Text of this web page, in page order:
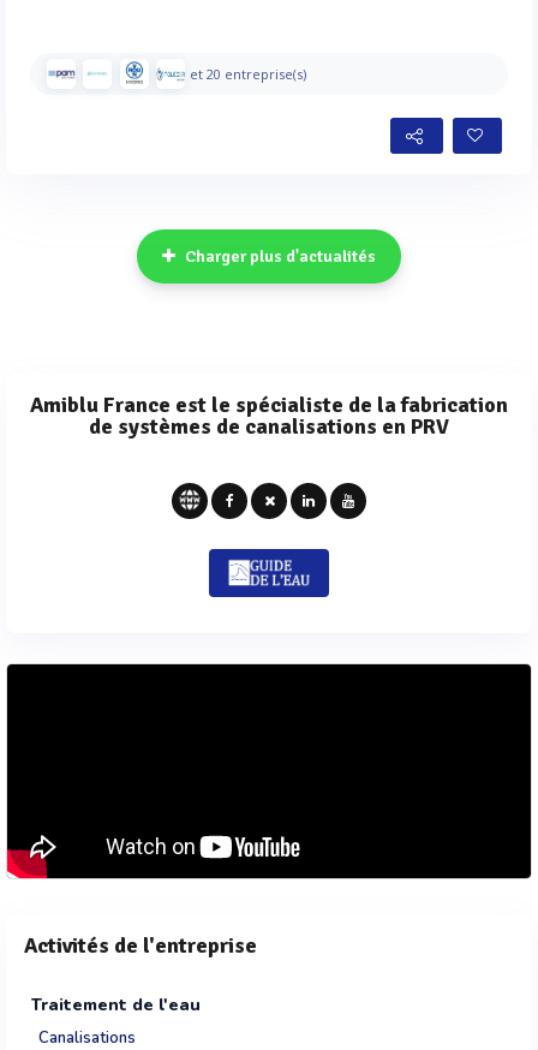
et 20 entreprise(s)
Charger plus d'actualités
Amiblu France est le spécialiste de la fabrication
de systèmes de canalisations en PRV
Activités de l'entreprise
Traitement de l'eau
Canalisations